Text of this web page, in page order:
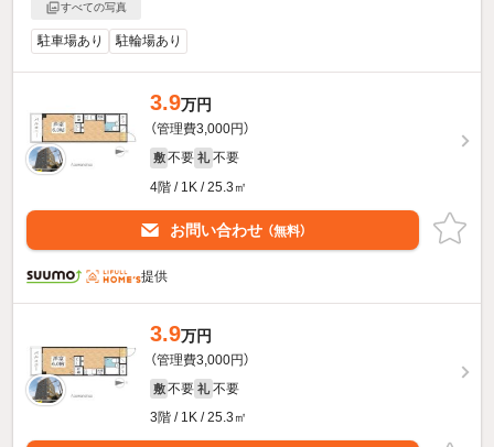
すべての写真
駐車場あり 駐輪場あり
3.9万円
（管理費3,000円）
敷 不要 礼 不要
4階 / 1K / 25.3㎡
お問い合わせ （無料）
提供
3.9万円
（管理費3,000円）
敷 不要 礼 不要
3階 / 1K / 25.3㎡